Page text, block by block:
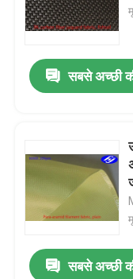
सबसे अच्छी
सबसे अच्छी